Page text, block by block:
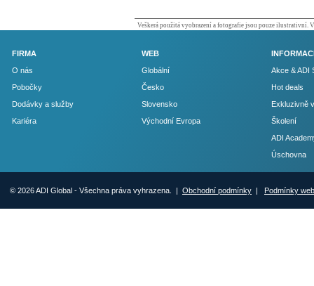
Veškerá použitá vyobrazení a fotografie jsou pouze ilustrativní.
FIRMA
O nás
Pobočky
Dodávky a služby
Kariéra
WEB
Globální
Česko
Slovensko
Východní Evropa
Akce & ADI
Hot deals
Exkluzivně
Školení
ADI
Úschovna
© 2026 ADI Global - Všechna práva vyhrazena. | Obchodní podmínky | Podmínky